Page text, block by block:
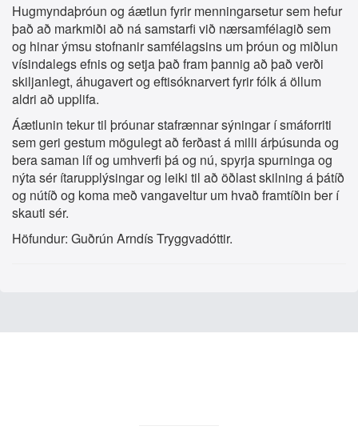
Hugmyndaþróun og áætlun fyrir menningarsetur sem hefur
það að markmiði að ná samstarfi við nærsamfélagið sem
og hinar ýmsu stofnanir samfélagsins um þróun og miðlun
vísindalegs efnis og setja það fram þannig að það verði
skiljanlegt, áhugavert og eftisóknarvert fyrir fólk á öllum
aldri að upplifa.
Áætlunin tekur til þróunar stafrænnar sýningar í smáforriti
sem geri gestum mögulegt að ferðast á milli árþúsunda og
bera saman líf og umhverfi þá og nú, spyrja spurninga og
nýta sér ítarupplýsingar og leiki til að öðlast skilning á þátíð
og nútíð og koma með vangaveltur um hvað framtíðin ber í
skauti sér.
Höfundur: Guðrún Arndís Tryggvadóttir.